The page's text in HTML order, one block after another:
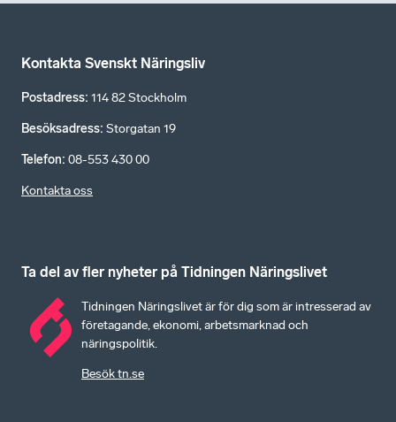
Kontakta Svenskt Näringsliv
Postadress: 114 82 Stockholm
Besöksadress: Storgatan 19
Telefon: 08-553 430 00
Kontakta oss
Ta del av fler nyheter på Tidningen Näringslivet
Tidningen Näringslivet är för dig som är intresserad av
företagande, ekonomi, arbetsmarknad och
näringspolitik.
Besök tn.se